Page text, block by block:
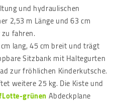
und hydraulischen
2,53 m Länge und 63 cm
fahren.
lang, 45 cm breit und trägt
Sitzbank mit Haltegurten
zur fröhlichen Kinderkutsche.
weitere 25 kg. Die Kiste und
grünenAbdeckplane